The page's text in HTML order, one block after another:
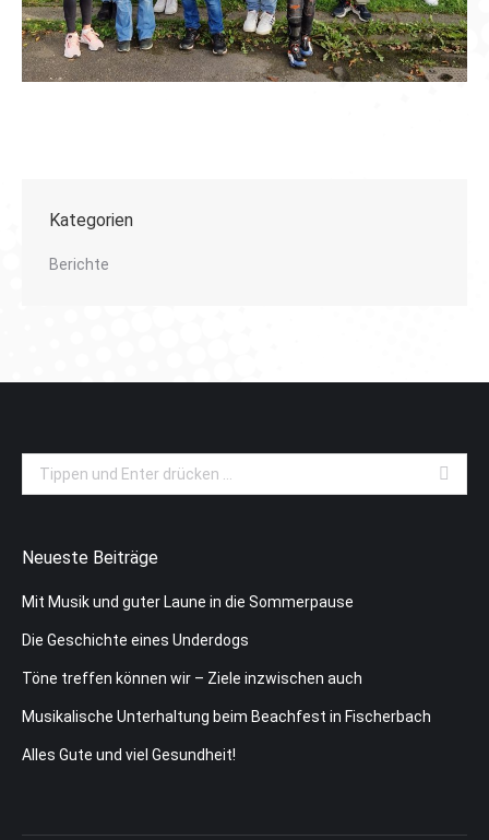
Kategorien
Berichte
Search:
Neueste Beiträge
Mit Musik und guter Laune in die Sommerpause
Die Geschichte eines Underdogs
Töne treffen können wir – Ziele inzwischen auch
Musikalische Unterhaltung beim Beachfest in Fischerbach
Alles Gute und viel Gesundheit!